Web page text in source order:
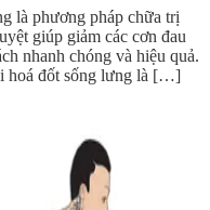
là phương pháp chữa trị
giúp giảm các cơn đau
nhanh chóng và hiệu quả.
hoá đốt sống lưng là […]